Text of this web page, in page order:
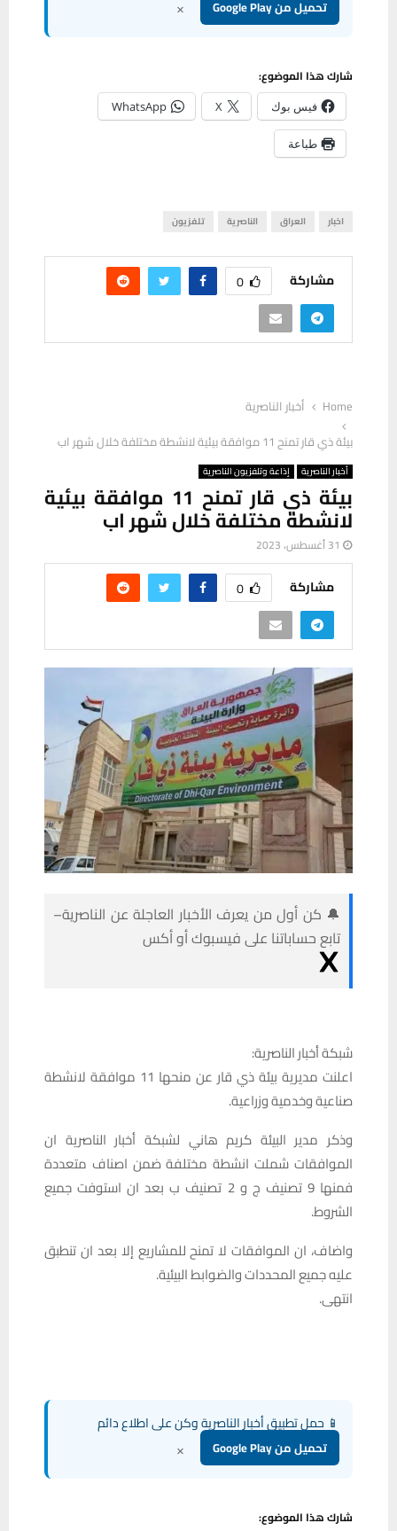
تحميل من Google Play ×
شارك هذا الموضوع:
فيس بوك X
WhatsApp
طباعة
اخبار العراق الناصرية تلفزيون
مشاركة 0
Home
أخبار الناصرية
بيئة ذي قار تمنح 11 موافقة بيئية لانشطة مختلفة خلال شهر اب
أخبار الناصرية إذاعة وتلفزيون الناصرية
بيئة ذي قار تمنح 11 موافقة بيئية
لانشطة مختلفة خلال شهر اب
31 أغسطس، 2023
مشاركة 0
🔔 كن أول من يعرف الأخبار العاجلة عن الناصرية–
تابع حساباتنا على فيسبوك أو أكس
شبكة أخبار الناصرية:
اعلنت مديرية بيئة ذي قار عن منحها 11 موافقة لانشطة
صناعية وخدمية وزراعية.
وذكر مدير البيئة كريم هاني لشبكة أخبار الناصرية ان
الموافقات شملت انشطة مختلفة ضمن اصناف متعددة
فمنها 9 تصنيف ج و 2 تصنيف ب بعد ان استوفت جميع
الشروط.
واضاف، ان الموافقات لا تمنح للمشاريع إلا بعد ان تنطبق
عليه جميع المحددات والضوابط البيئية.
انتهى.
📱 حمل تطبيق أخبار الناصرية وكن على اطلاع دائم
تحميل من Google Play ×
شارك هذا الموضوع: